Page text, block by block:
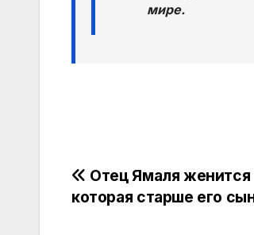
мире.
Навигация
Отец Ямаля
которая старше его